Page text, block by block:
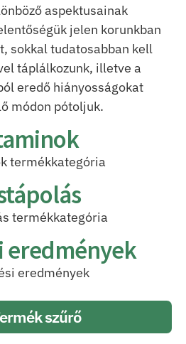
aspektusainak
jelen korunkban
sokkal tudatosabban kell
táplálkozunk, illetve a
eredő hiányosságokat
módon pótoljuk.
termékkategória
termékkategória
eredmények
eredmények
szűrő